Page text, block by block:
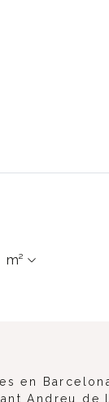
m²
en
Andreu de